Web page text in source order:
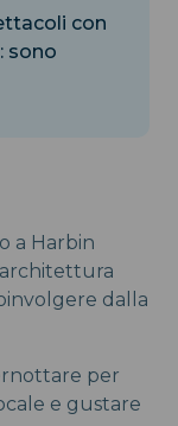
con
sono
a Harbin
dalla
per
e gustare